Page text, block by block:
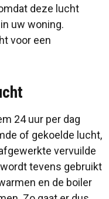
deze lucht
uw woning.
voor een
24 uur per dag
of gekoelde lucht,
vervuilde
tevens gebruikt
en de boiler